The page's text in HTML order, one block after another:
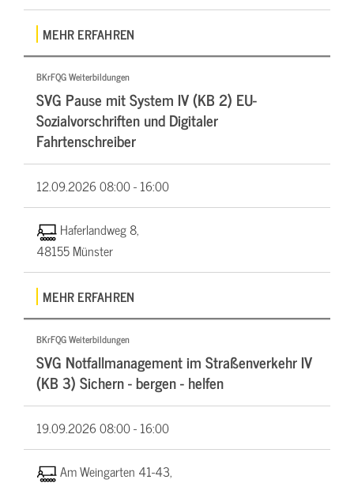
MEHR ERFAHREN
BKrFQG Weiterbildungen
SVG Pause mit System IV (KB 2) EU-
Sozialvorschriften und Digitaler
Fahrtenschreiber
12.09.202608:00 - 16:00
Haferlandweg 8,
48155 Münster
MEHR ERFAHREN
BKrFQG Weiterbildungen
SVG Notfallmanagement im Straßenverkehr IV
(KB 3) Sichern - bergen - helfen
19.09.202608:00 - 16:00
Am Weingarten 41-43,